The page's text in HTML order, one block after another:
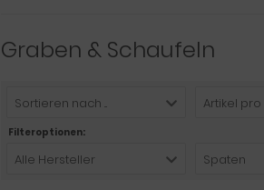
Graben & Schaufeln
Sortieren nach ... Artikel
Filteroptionen:
Alle Hersteller Spaten